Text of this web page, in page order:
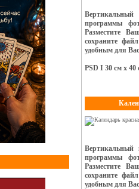
программы
Разместите
сохраните
удобным для
PSD I 30 см х
Вертикальный
программы
Разместите
сохраните
удобным для